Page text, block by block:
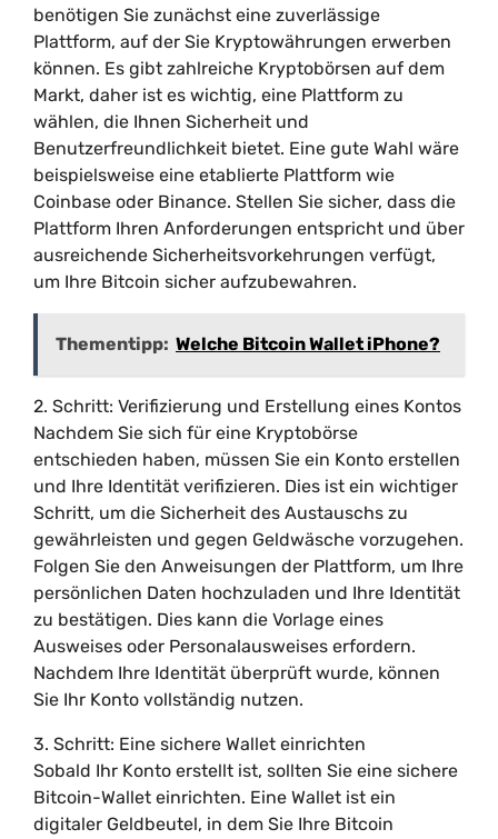
benötigen Sie zunächst eine zuverlässige
Plattform, auf der Sie Kryptowährungen erwerben
können. Es gibt zahlreiche Kryptobörsen auf dem
Markt, daher ist es wichtig, eine Plattform zu
wählen, die Ihnen Sicherheit und
Benutzerfreundlichkeit bietet. Eine gute Wahl wäre
beispielsweise eine etablierte Plattform wie
Coinbase oder Binance. Stellen Sie sicher, dass die
Plattform Ihren Anforderungen entspricht und über
ausreichende Sicherheitsvorkehrungen verfügt,
um Ihre Bitcoin sicher aufzubewahren.
Thementipp: Welche Bitcoin Wallet iPhone?
2. Schritt: Verifizierung und Erstellung eines Kontos
Nachdem Sie sich für eine Kryptobörse
entschieden haben, müssen Sie ein Konto erstellen
und Ihre Identität verifizieren. Dies ist ein wichtiger
Schritt, um die Sicherheit des Austauschs zu
gewährleisten und gegen Geldwäsche vorzugehen.
Folgen Sie den Anweisungen der Plattform, um Ihre
persönlichen Daten hochzuladen und Ihre Identität
zu bestätigen. Dies kann die Vorlage eines
Ausweises oder Personalausweises erfordern.
Nachdem Ihre Identität überprüft wurde, können
Sie Ihr Konto vollständig nutzen.
3. Schritt: Eine sichere Wallet einrichten
Sobald Ihr Konto erstellt ist, sollten Sie eine sichere
Bitcoin-Wallet einrichten. Eine Wallet ist ein
digitaler Geldbeutel, in dem Sie Ihre Bitcoin